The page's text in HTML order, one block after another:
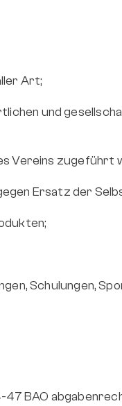
Art;
und
Vereins zugeführt
Ersatz der
Schulungen,
47 BAO